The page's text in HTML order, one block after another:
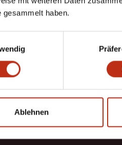
gesammelt haben.
Ablehnen
5.0
TRUSTYOU
aus 127 Bewertungen